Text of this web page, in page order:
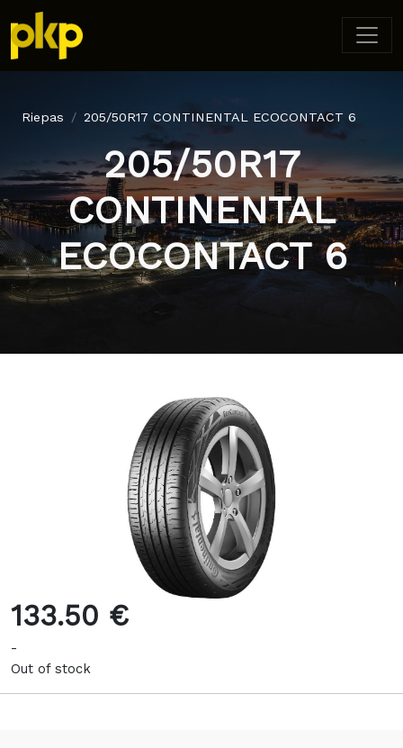
Riepas 205/50R17 CONTINENTAL ECOCONTACT 6
205/50R17
CONTINENTAL
ECOCONTACT 6
133.50 €
-
Out of stock